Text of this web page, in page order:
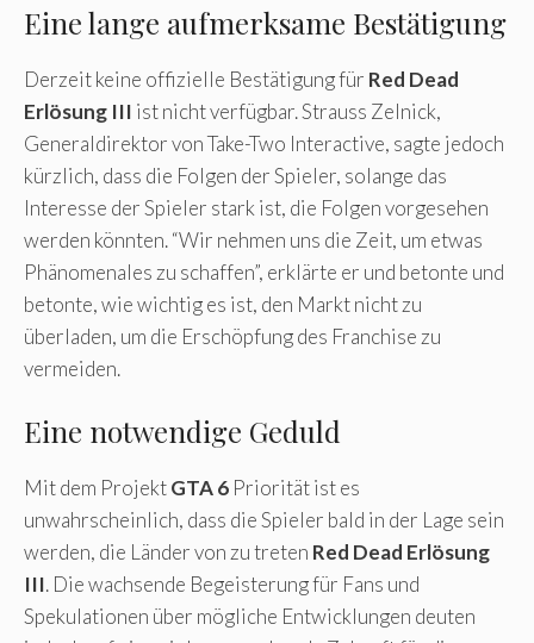
Eine lange aufmerksame Bestätigung
Derzeit keine offizielle Bestätigung für Red Dead
Erlösung III ist nicht verfügbar. Strauss Zelnick,
Generaldirektor von Take-Two Interactive, sagte jedoch
kürzlich, dass die Folgen der Spieler, solange das
Interesse der Spieler stark ist, die Folgen vorgesehen
werden könnten. “Wir nehmen uns die Zeit, um etwas
Phänomenales zu schaffen”, erklärte er und betonte und
betonte, wie wichtig es ist, den Markt nicht zu
überladen, um die Erschöpfung des Franchise zu
vermeiden.
Eine notwendige Geduld
Mit dem ProjektGTA 6 Priorität ist es
unwahrscheinlich, dass die Spieler bald in der Lage sein
werden, die Länder von zu treten Red Dead Erlösung
III. Die wachsende Begeisterung für Fans und
Spekulationen über mögliche Entwicklungen deuten